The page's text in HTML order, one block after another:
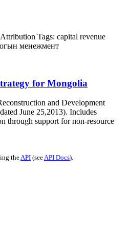
Tags: capital revenue
менежмент
for Mongolia
and Development
June 25,2013). Includes
through support for non-resource
theAPI (seeAPI Docs).